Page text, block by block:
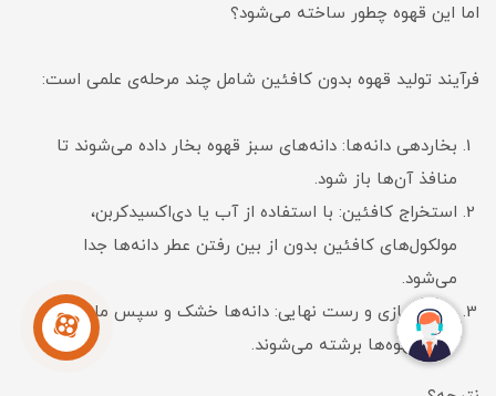
اما این قهوه چطور ساخته می‌شود؟
فرآیند تولید قهوه بدون کافئین شامل چند مرحله‌ی علمی است:
بخاردهی دانه‌ها: دانه‌های سبز قهوه بخار داده می‌شوند تا
منافذ آن‌ها باز شود.
استخراج کافئین: با استفاده از آب یا دی‌اکسیدکربن،
مولکول‌های کافئین بدون از بین رفتن عطر دانه‌ها جدا
می‌شود.
خشک‌سازی و رست نهایی: دانه‌ها خشک و سپس مانند
سایر قهوه‌ها برشته می‌شوند.